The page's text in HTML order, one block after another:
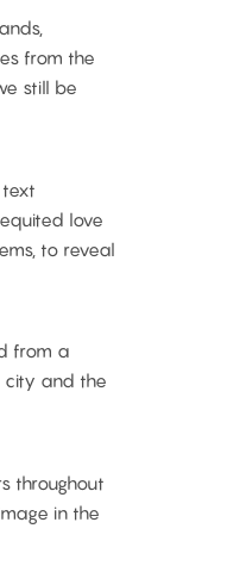
from the
still be
love
to reveal
from a
city and the
throughout
in the